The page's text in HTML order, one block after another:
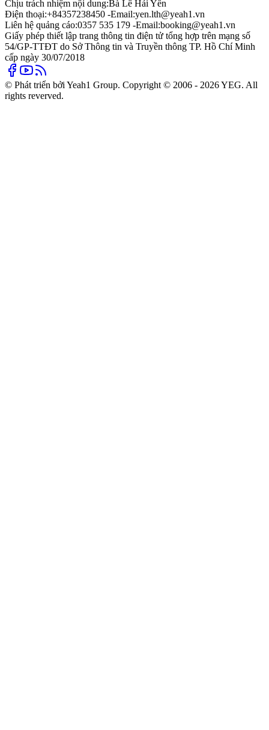
Chịu trách nhiệm nội dung:Bà Lê Hải Yến
Điện thoại:+84357238450 -Email:yen.lth@yeah1.vn
Liên hệ quảng cáo:0357 535 179 -Email:booking@yeah1.vn
Giấy phép thiết lập trang thông tin điện tử tổng hợp trên mạng số
54/GP-TTĐT do Sở Thông tin và Truyền thông TP. Hồ Chí Minh
cấp ngày 30/07/2018
© Phát triển bởi Yeah1 Group. Copyright © 2006 - 2026 YEG. All
rights reverved.